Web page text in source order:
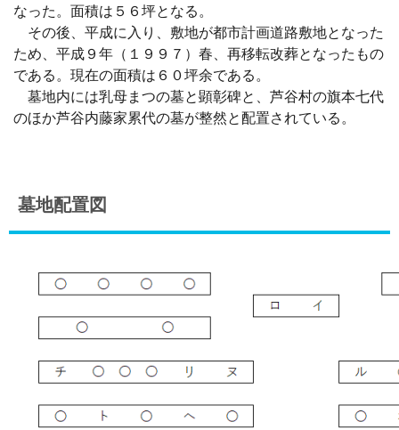
なった。面積は５６坪となる。
その後、平成に入り、敷地が都市計画道路敷地となった
ため、平成９年（１９９７）春、再移転改葬となったもの
である。現在の面積は６０坪余である。
墓地内には乳母まつの墓と顕彰碑と、芦谷村の旗本七代
のほか芦谷内藤家累代の墓が整然と配置されている。
墓地配置図